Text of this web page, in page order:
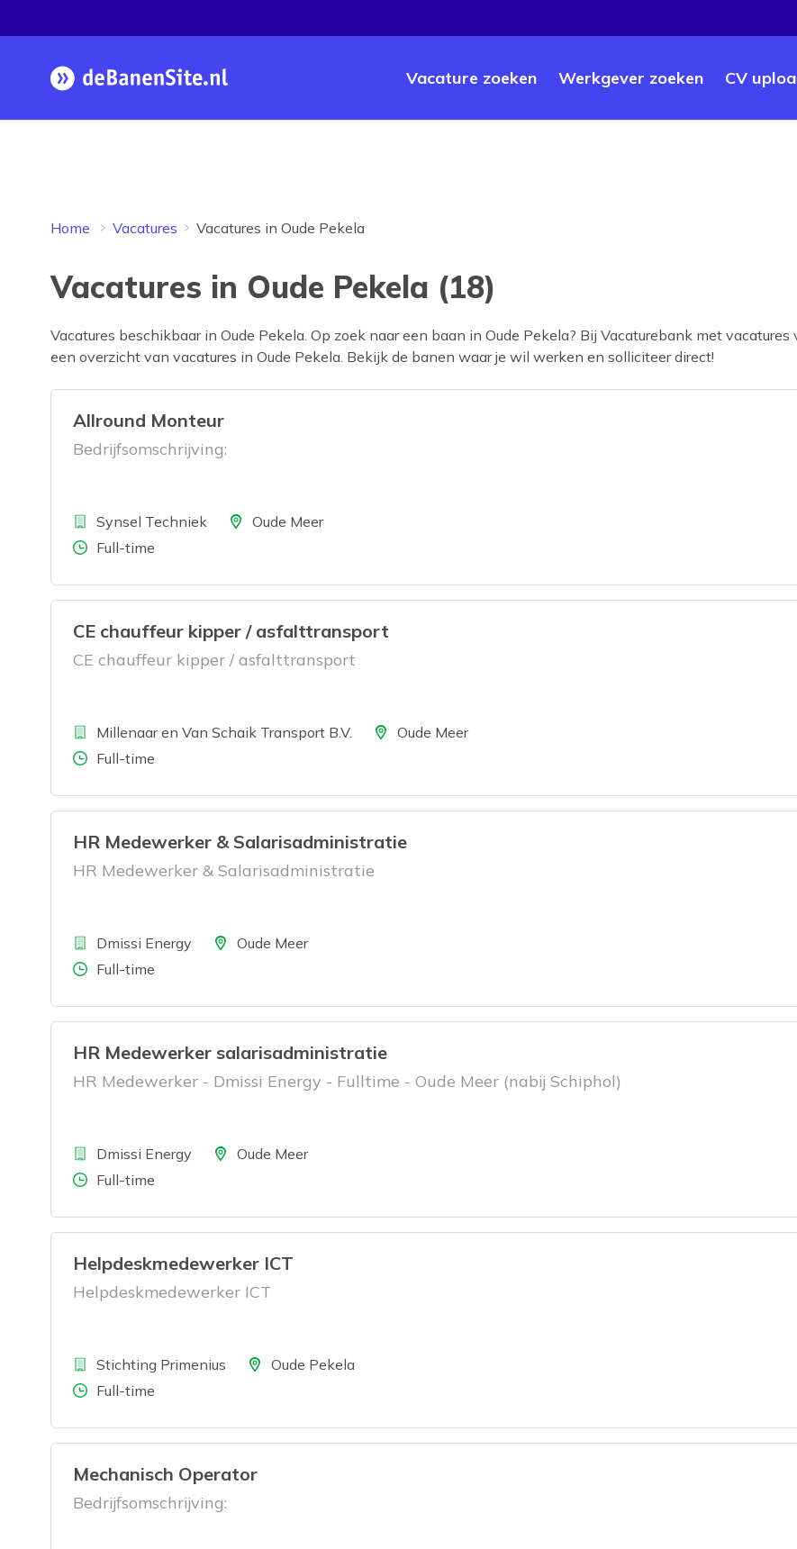
Homepage Vacature zoeken Werkgever zoeken CV
Home Vacatures Vacatures in Oude Pekela
Vacatures in Oude Pekela (18)
Vacatures beschikbaar in Oude Pekela. Op zoek naar een baan in Oude Pekela? Bij Vacaturebank met
een overzicht van vacatures in Oude Pekela. Bekijk de banen waar je wil werken en solliciteer direct!
Allround Monteur
Bedrijfsomschrijving:
BedrijfSynsel Techniek LocatieOude Meer
Aantal uren
Full-time
CE chauffeur kipper / asfalttransport
CE chauffeur kipper / asfalttransport
BedrijfMillenaar en Van Schaik Transport B.V. LocatieOude Meer
Aantal uren
Full-time
HR Medewerker & Salarisadministratie
HR Medewerker & Salarisadministratie
BedrijfDmissi Energy LocatieOude Meer
Aantal uren
Full-time
HR Medewerker salarisadministratie
HR Medewerker - Dmissi Energy - Fulltime - Oude Meer (nabij Schiphol)
BedrijfDmissi Energy LocatieOude Meer
Aantal uren
Full-time
Helpdeskmedewerker ICT
Helpdeskmedewerker ICT
BedrijfStichting Primenius LocatieOude Pekela
Aantal uren
Full-time
Mechanisch Operator
Bedrijfsomschrijving: